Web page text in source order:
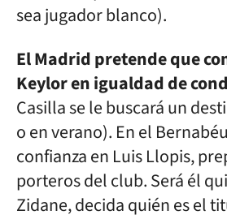
sea jugador blanco).
El Madrid pretende que
Keylor en igualdad de
Casilla se le buscará un
o en verano). En el
confianza en Luis Llopis,
porteros del club. Será él
Zidane, decida quién es el